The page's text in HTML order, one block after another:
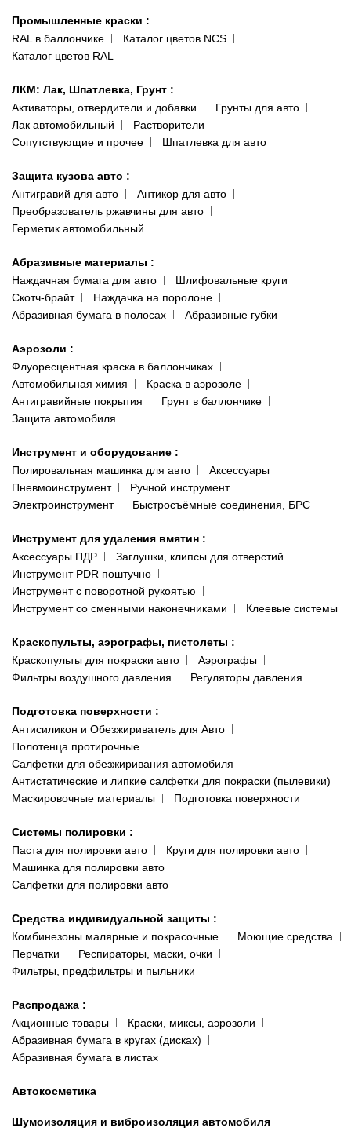
Промышленные краски :
RAL в баллончике
Каталог цветов NCS
Каталог цветов RAL
ЛКМ: Лак, Шпатлевка, Грунт :
Активаторы, отвердители и добавки
Грунты для авто
Лак автомобильный
Растворители
Сопутствующие и прочее
Шпатлевка для авто
Защита кузова авто :
Антигравий для авто
Антикор для авто
Преобразователь ржавчины для авто
Герметик автомобильный
Абразивные материалы :
Наждачная бумага для авто
Шлифовальные круги
Скотч-брайт
Наждачка на поролоне
Абразивная бумага в полосах
Абразивные губки
Аэрозоли :
Флуоресцентная краска в баллончиках
Автомобильная химия
Краска в аэрозоле
Антигравийные покрытия
Грунт в баллончике
Защита автомобиля
Инструмент и оборудование :
Полировальная машинка для авто
Аксессуары
Пневмоинструмент
Ручной инструмент
Электроинструмент
Быстросъёмные соединения, БРС
Инструмент для удаления вмятин :
Аксессуары ПДР
Заглушки, клипсы для отверстий
Инструмент PDR поштучно
Инструмент с поворотной рукоятью
Инструмент со сменными наконечниками
Клеевые системы
Краскопульты, аэрографы, пистолеты :
Краскопульты для покраски авто
Аэрографы
Фильтры воздушного давления
Регуляторы давления
Подготовка поверхности :
Антисиликон и Обезжириватель для Авто
Полотенца протирочные
Салфетки для обезжиривания автомобиля
Антистатические и липкие салфетки для покраски (пылевики)
Маскировочные материалы
Подготовка поверхности
Системы полировки :
Паста для полировки авто
Круги для полировки авто
Машинка для полировки авто
Салфетки для полировки авто
Средства индивидуальной защиты :
Комбинезоны малярные и покрасочные
Моющие средства
Перчатки
Респираторы, маски, очки
Фильтры, предфильтры и пыльники
Распродажа :
Акционные товары
Краски, миксы, аэрозоли
Абразивная бумага в кругах (дисках)
Абразивная бумага в листах
Автокосметика
Шумоизоляция и виброизоляция автомобиля